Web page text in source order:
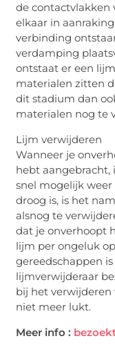
de contactvlakken
elkaar in
verbinding
verdamping
ontstaat er een
materialen zitten
dit stadium dan
materialen nog te
Lijm verwijderen
Wanneer je
hebt aangebracht,
snel mogelijk
droog is, is het
alsnog te
dat je onverhoopt
lijm per ongeluk
gereedschappen
lijmverwijderaar
bij het
niet meer lukt.
Meer info :